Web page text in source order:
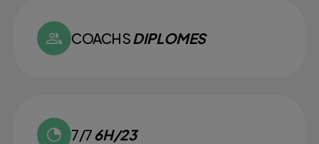
COACHSDIPLOMES
7/7 6H/23